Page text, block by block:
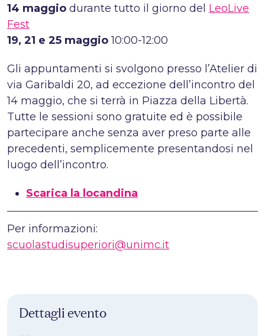
14 maggio durante tutto il giorno del LeoLive
Fest
19, 21 e 25 maggio10:00-12:00
Gli appuntamenti si svolgono presso l’Atelier di
via Garibaldi 20, ad eccezione dell’incontro del
14 maggio, che si terrà in Piazza della Libertà.
Tutte le sessioni sono gratuite ed è possibile
partecipare anche senza aver preso parte alle
precedenti, semplicemente presentandosi nel
luogo dell’incontro.
Scarica la locandina
Per informazioni:
scuolastudisuperiori@unimc.it
Dettagli evento